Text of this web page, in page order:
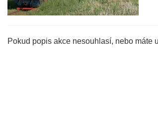
Pokud popis akce nesouhlasí, nebo máte